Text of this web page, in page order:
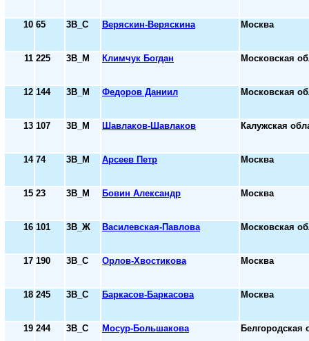
10 65 3В_С Веряскин-Веряскина Москва
11 225 3В_М Климчук Богдан Московская
12 144 3В_М Федоров Даниил Московская
13 107 3В_М Шавлаков-Шавлаков Калужская
14 74 3В_М Арсеев Петр Москва
15 23 3В_М Бовин Александр Москва
16 101 3В_Ж Василевская-Павлова Московская
17 190 3В_С Орлов-Хвостикова Москва
18 245 3В_С Баркасов-Баркасова Москва
19 244 3В_С Мосур-Большакова Белгородская